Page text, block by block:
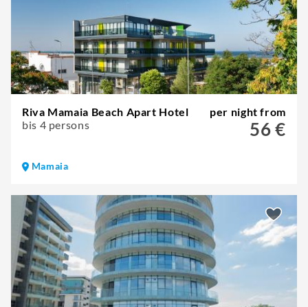
Riva Mamaia Beach Apart Hotel
bis 4 persons
per night from
56 €
Mamaia